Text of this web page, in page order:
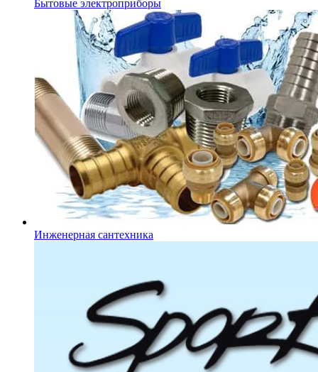
Бытовые электроприборы
Инженерная сантехника